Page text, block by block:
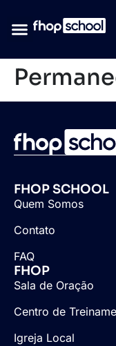
FHOP SCHOOL
Quem Somos
Contato
FAQ
FHOP
Sala de Oração
Centro de
Igreja Local